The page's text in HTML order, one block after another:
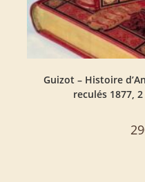
Guizot – Histoire
reculés 1877,